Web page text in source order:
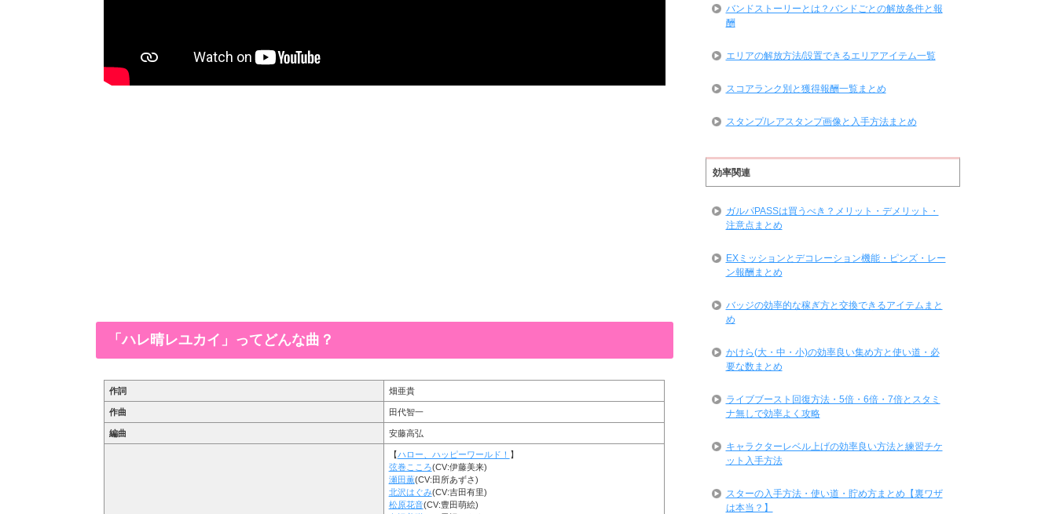
「ハレ晴レユカイ」ってどんな曲？
作詞 畑亜貴
作曲 田代智一
編曲 安藤高弘
【ハロー、ハッピーワールド！ 】
弦巻こころ(CV:伊藤美来)
瀬田薫(CV:田所あずさ)
北沢はぐみ(CV:吉田有里)
松原花音(CV:豊田萌絵)
バンドストーリーとは？バンドごとの解放条件と報
酬
エリアの解放方法/設置できるエリアアイテム一覧
スコアランク別と獲得報酬一覧まとめ
スタンプ/レアスタンプ画像と入手方法まとめ
効率関連
ガルパPASSは買うべき？メリット・デメリット・
注意点まとめ
EXミッションとデコレーション機能・ピンズ・レー
ン報酬まとめ
バッジの効率的な稼ぎ方と交換できるアイテムまと
め
かけら(大・中・小)の効率良い集め方と使い道・必
要な数まとめ
ライブブースト回復方法・5倍・6倍・7倍とスタミ
ナ無しで効率よく攻略
キャラクターレベル上げの効率良い方法と練習チケ
ット入手方法
スターの入手方法・使い道・貯め方まとめ【裏ワザ
は本当？】